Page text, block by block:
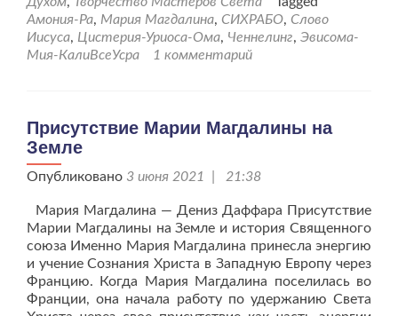
потенциал
каждому
землянину”
Амония-Ра, Мария Магдалина, СИХРАБО, Слово
Иисуса, Цистерия-Уриоса-Ома, Ченнелинг, Эвисома-
Мия-КалиВсеУсра
1 комментарий
Присутствие Марии Магдалины на
Земле
Опубликовано 3 июня 2021 | 21:38
Мария Магдалина — Дениз Даффара Присутствие
Марии Магдалины на Земле и история Священного
союза Именно Мария Магдалина принесла энергию
и учение Сознания Христа в Западную Европу через
Францию. Когда Мария Магдалина поселилась во
Франции, она начала работу по удержанию Света